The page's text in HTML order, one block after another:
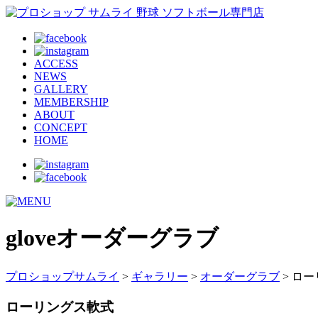
ACCESS
NEWS
GALLERY
MEMBERSHIP
ABOUT
CONCEPT
HOME
gloveオーダーグラブ
プロショップサムライ > ギャラリー > オーダーグラブ > ロー
ローリングス軟式